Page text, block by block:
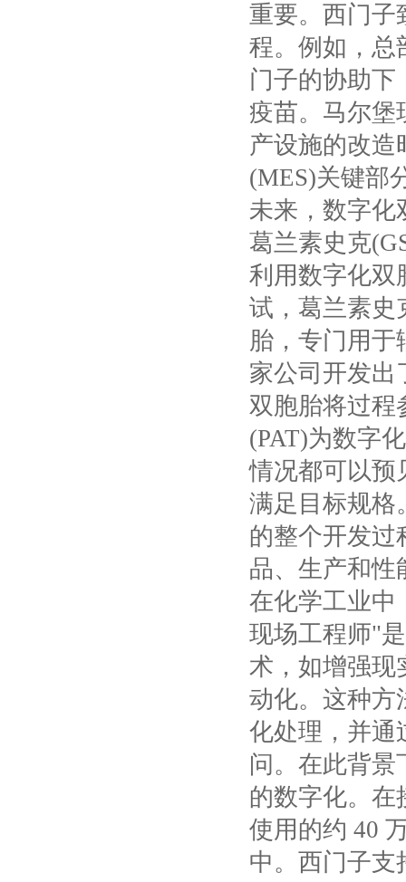
重要。西门子
程。例如，总
门子的协助下
疫苗。马尔堡
产设施的改造
(MES)关键部
未来，数字化
葛兰素史克
利用数字化双
试，葛兰素史
胎，专门用于
家公司开发出
双胞胎将过程
(PAT)为数字
情况都可以预
满足目标规格
的整个开发过
品、生产和性
在化学工业中
现场工程师"
术，如增强现
动化。这种方
化处理，并通
问。在此背景
的数字化。在
使用的约 40
中。西门子支